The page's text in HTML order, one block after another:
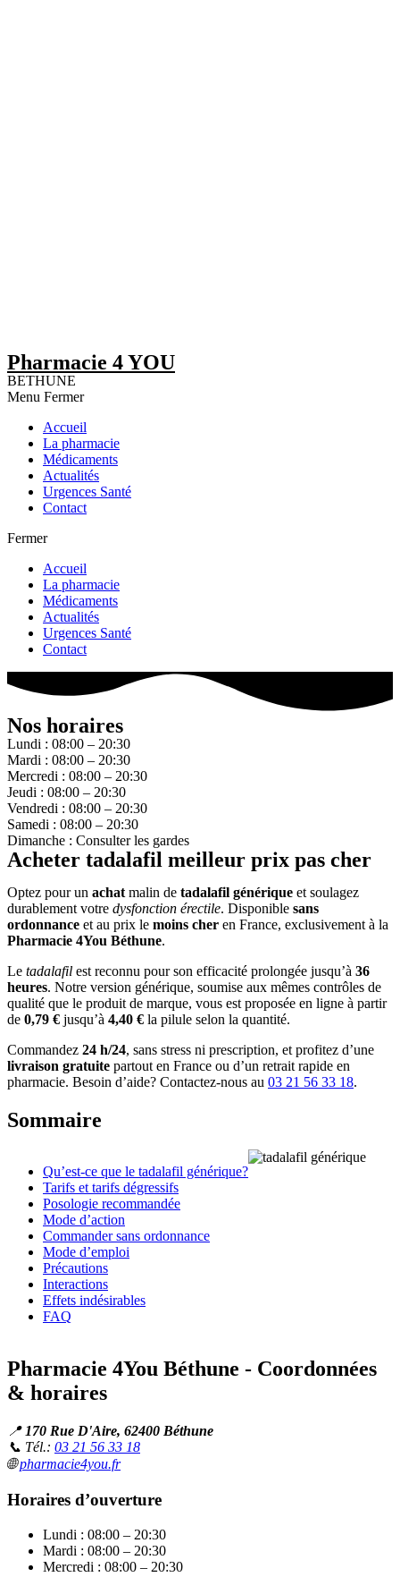
Pharmacie 4 YOU
BETHUNE
Menu Fermer
Accueil
La pharmacie
Médicaments
Actualités
Urgences Santé
Contact
Fermer
Accueil
La pharmacie
Médicaments
Actualités
Urgences Santé
Contact
Nos horaires
Lundi : 08:00 – 20:30
Mardi : 08:00 – 20:30
Mercredi : 08:00 – 20:30
Jeudi : 08:00 – 20:30
Vendredi : 08:00 – 20:30
Samedi : 08:00 – 20:30
Dimanche : Consulter les gardes
Acheter tadalafil meilleur prix pas cher
Optez pour un achat malin de tadalafil générique et soulagez
durablement votre dysfonction érectile. Disponible sans
ordonnance et au prix le moins cher en France, exclusivement à la
Pharmacie 4You Béthune.
Le tadalafil est reconnu pour son efficacité prolongée jusqu’à 36
heures. Notre version générique, soumise aux mêmes contrôles de
qualité que le produit de marque, vous est proposée en ligne à partir
de 0,79 € jusqu’à 4,40 € la pilule selon la quantité.
Commandez 24 h/24, sans stress ni prescription, et profitez d’une
livraison gratuite partout en France ou d’un retrait rapide en
pharmacie. Besoin d’aide? Contactez-nous au 03 21 56 33 18.
Sommaire
Qu’est-ce que le tadalafil générique?
Tarifs et tarifs dégressifs
Posologie recommandée
Mode d’action
Commander sans ordonnance
Mode d’emploi
Précautions
Interactions
Effets indésirables
FAQ
Pharmacie 4You Béthune - Coordonnées
& horaires
📍 170 Rue D'Aire, 62400 Béthune
📞 Tél.: 03 21 56 33 18
🌐pharmacie4you.fr
Horaires d’ouverture
Lundi : 08:00 – 20:30
Mardi : 08:00 – 20:30
Mercredi : 08:00 – 20:30